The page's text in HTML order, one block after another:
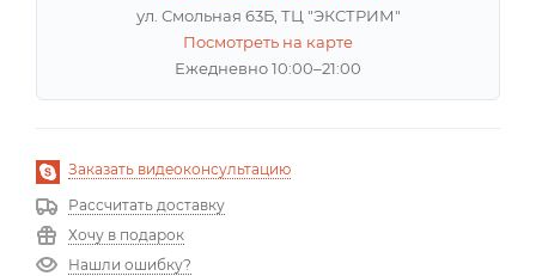
ул. Смольная 63Б, ТЦ "ЭКСТРИМ"
Посмотреть на карте
Ежедневно 10:00–21:00
Заказать видеоконсультацию
Рассчитать доставку
Хочу в подарок
Нашли ошибку?